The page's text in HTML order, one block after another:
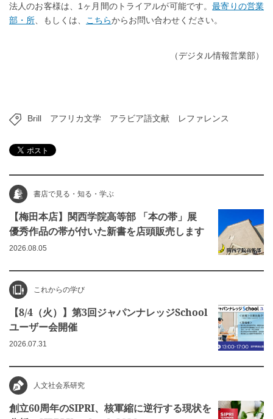
法人のお客様は、1ヶ月間のトライアルが可能です。最寄りの営業
部・所 、もしくは、 こちらからお問い合わせください。
（デジタル情報営業部）
Brill アフリカ文学 アラビア語文献 レファレンス
書店で見る・知る・学ぶ
【梅田本店】関西学院高等部 「本の帯」展
優秀作品の帯が付いた新書を店頭販売します
2026.08.05
これからの学び
【8/4（火）】第3回ジャパンナレッジSchool
ユーザー会開催
2026.07.31
人文社会系研究
創立60周年のSIPRI、核軍縮に逆行する現状を